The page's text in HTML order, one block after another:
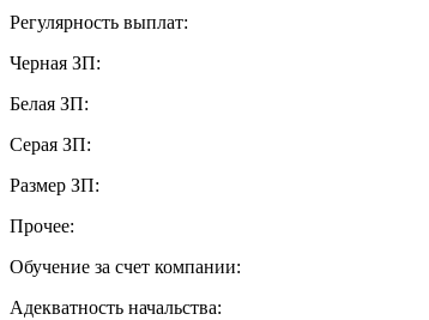
Регулярность выплат:
Черная ЗП:
Белая ЗП:
Серая ЗП:
Размер ЗП:
Прочее:
Обучение за счет компании:
Адекватность начальства: